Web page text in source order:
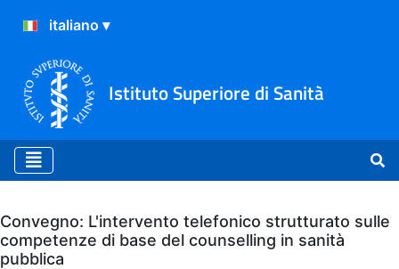
Istituto Superiore di Sanità
Archivio
Convegno: L'intervento telefonico strutturato sulle
competenze di base del counselling in sanità
pubblica